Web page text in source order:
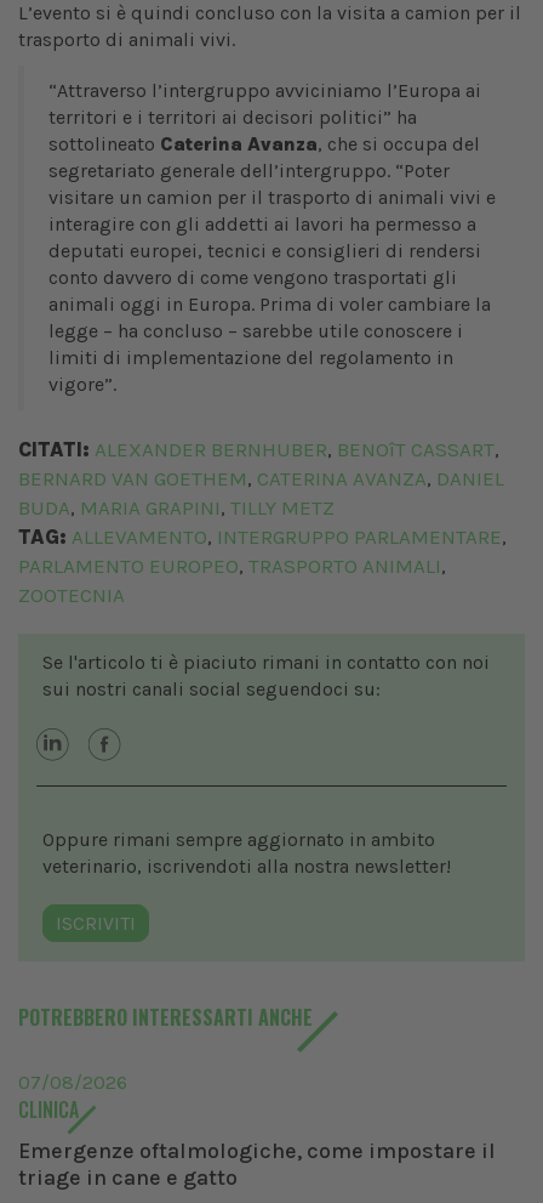
L’evento si è quindi concluso con la visita a camion per il
trasporto di animali vivi.
“Attraverso l’intergruppo avviciniamo l’Europa ai
territori e i territori ai decisori politici” ha
sottolineato Caterina Avanza, che si occupa del
segretariato generale dell’intergruppo. “Poter
visitare un camion per il trasporto di animali vivi e
interagire con gli addetti ai lavori ha permesso a
deputati europei, tecnici e consiglieri di rendersi
conto davvero di come vengono trasportati gli
animali oggi in Europa. Prima di voler cambiare la
legge – ha concluso – sarebbe utile conoscere i
limiti di implementazione del regolamento in
vigore”.
CITATI: ALEXANDER BERNHUBER, BENOîT CASSART,
BERNARD VAN GOETHEM, CATERINA AVANZA, DANIEL
BUDA, MARIA GRAPINI, TILLY METZ
TAG: ALLEVAMENTO, INTERGRUPPO PARLAMENTARE,
PARLAMENTO EUROPEO, TRASPORTO ANIMALI,
ZOOTECNIA
Se l'articolo ti è piaciuto rimani in contatto con noi
sui nostri canali social seguendoci su:
Oppure rimani sempre aggiornato in ambito
veterinario, iscrivendoti alla nostra newsletter!
ISCRIVITI
POTREBBERO INTERESSARTI ANCHE
07/08/2026
CLINICA
Emergenze oftalmologiche, come impostare il
triage in cane e gatto